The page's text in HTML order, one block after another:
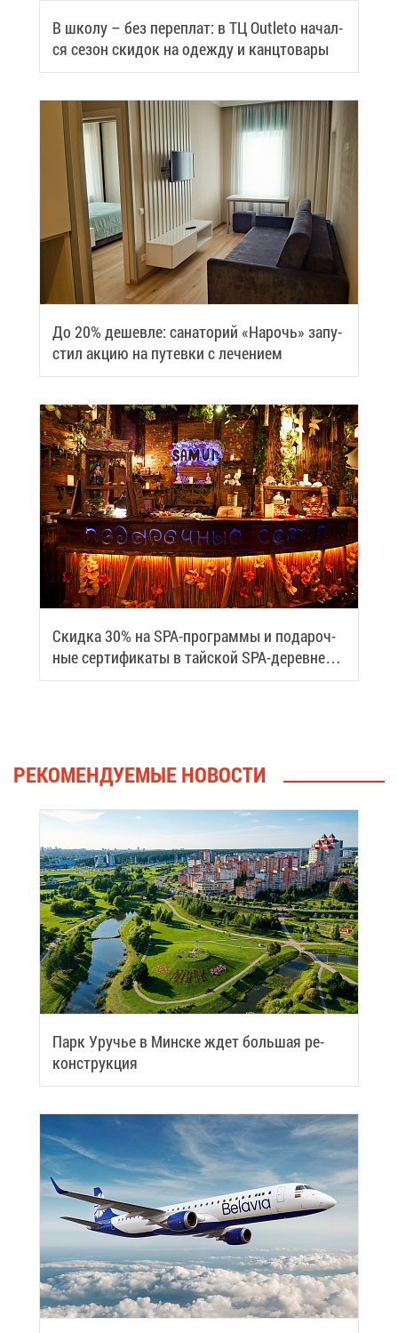
В шко­лу – без пе­ре­плат: в ТЦ Outleto на­чал­
ся се­зон ски­док на одеж­ду и канц­то­ва­ры
До 20% де­шев­ле: са­на­то­рий «На­рочь» за­пу­
стил ак­цию на пу­тев­ки с ле­че­ни­ем
Скид­ка 30% на SPA-про­грам­мы и по­да­роч­
ные сер­ти­фи­ка­ты в тай­ской SPA-де­ревне
Samui
РЕ­КО­МЕН­ДУ­Е­МЫЕ НО­ВО­СТИ
Парк Уру­чье в Мин­ске ждет боль­шая ре­
кон­струк­ция